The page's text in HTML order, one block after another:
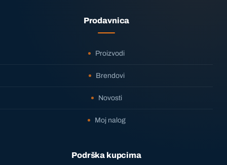
Prodavnica
Proizvodi
Brendovi
Novosti
Moj nalog
Podrška kupcima